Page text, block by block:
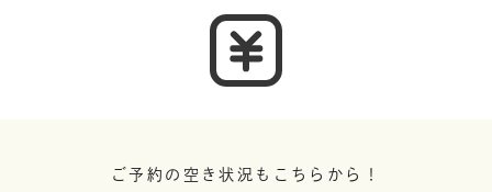
ご予約の空き状況もこちらから！